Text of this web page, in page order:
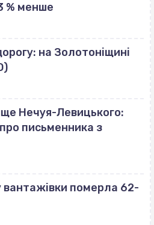
% менше
на Золотоніщині
Нечуя-Левицького:
письменника з
вантажівки померла 62-